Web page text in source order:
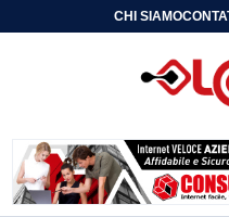
CHI SIAMO